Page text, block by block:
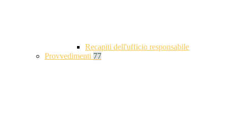
Recapiti dell'ufficio responsabile
Provvedimenti 77